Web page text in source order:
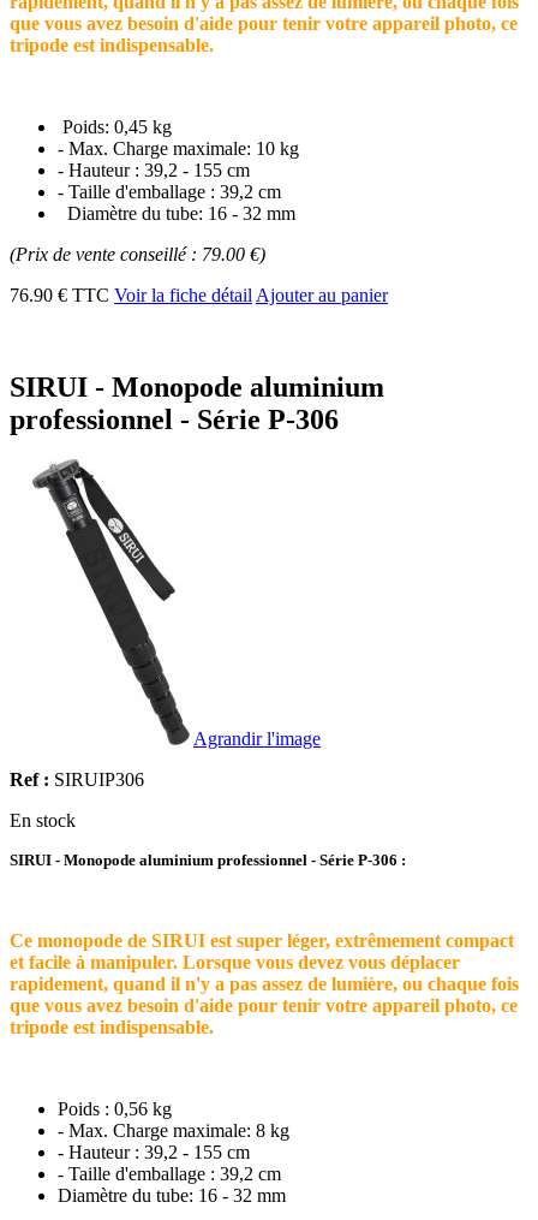
que vous avez besoin d'aide pour tenir votre appareil photo, ce
tripode est indispensable.
Poids: 0,45 kg
- Max. Charge maximale: 10 kg
- Hauteur : 39,2 - 155 cm
- Taille d'emballage : 39,2 cm
Diamètre du tube: 16 - 32 mm
(Prix de vente conseillé : 79.00 €)
76.90 € TTC Voir la fiche détail Ajouter au panier
SIRUI - Monopode aluminium
professionnel - Série P-306
Agrandir l'image
Ref : SIRUIP306
En stock
SIRUI - Monopode aluminium professionnel - Série P-306 :
Ce monopode de SIRUI est super léger, extrêmement compact
et facile à manipuler. Lorsque vous devez vous déplacer
rapidement, quand il n'y a pas assez de lumière, ou chaque fois
que vous avez besoin d'aide pour tenir votre appareil photo, ce
tripode est indispensable.
Poids : 0,56 kg
- Max. Charge maximale: 8 kg
- Hauteur : 39,2 - 155 cm
- Taille d'emballage : 39,2 cm
Diamètre du tube: 16 - 32 mm